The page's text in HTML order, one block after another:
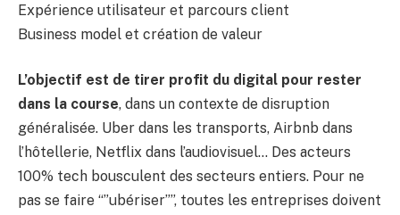
Expérience utilisateur et parcours client
Business model et création de valeur
L’objectif est de tirer profit du digital pour rester
dans la course, dans un contexte de disruption
généralisée. Uber dans les transports, Airbnb dans
l’hôtellerie, Netflix dans l’audiovisuel… Des acteurs
100% tech bousculent des secteurs entiers. Pour ne
pas se faire “”ubériser””, toutes les entreprises doivent